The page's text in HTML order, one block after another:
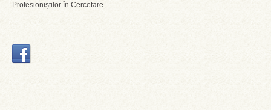
Profesioniștilor în Cercetare.